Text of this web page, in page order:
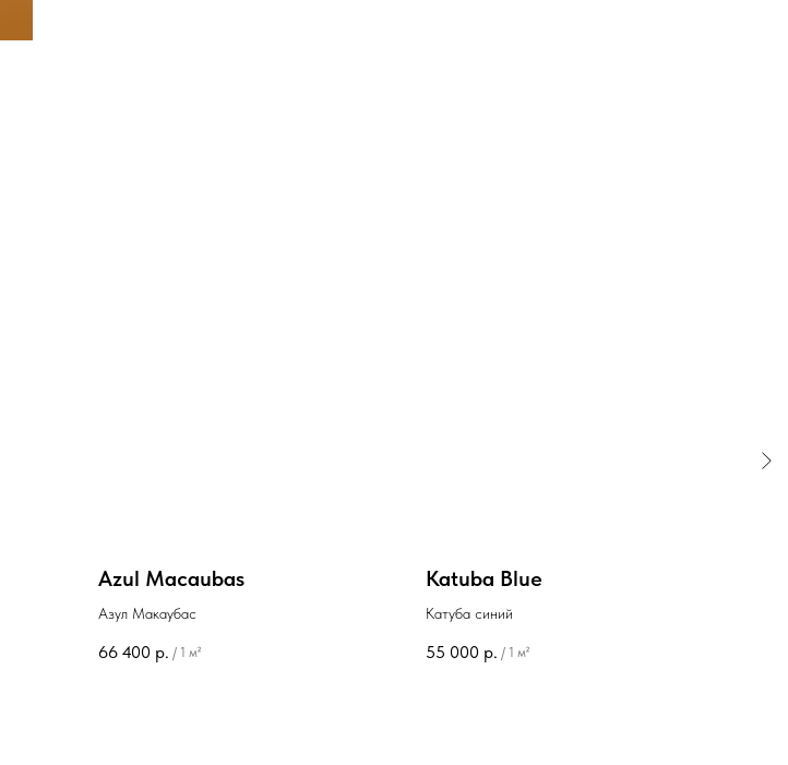
Azul Macaubas
Азул Макаубас
66 400 р. / 1 м²
Katuba Blue
Катуба синий
55 000 р. / 1 м²